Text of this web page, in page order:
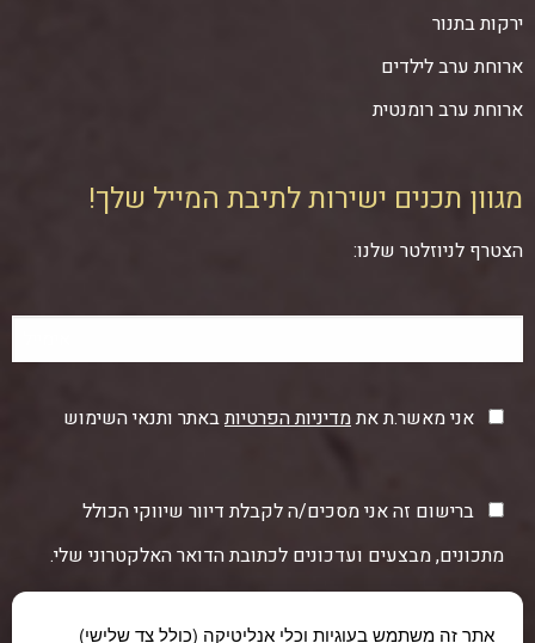
ירקות בתנור
ארוחת ערב לילדים
ארוחת ערב רומנטית
מגוון תכנים ישירות לתיבת המייל שלך!
הצטרף לניוזלטר שלנו:
אני מאשר.ת אתמדיניות הפרטיותבאתר ותנאי השימוש
ברישום זה אני מסכים/ה לקבלת דיוור שיווקי הכולל
מתכונים, מבצעים ועדכונים לכתובת הדואר האלקטרוני שלי.
אתר זה משתמש בעוגיות וכלי אנליטיקה (כולל צד שלישי)